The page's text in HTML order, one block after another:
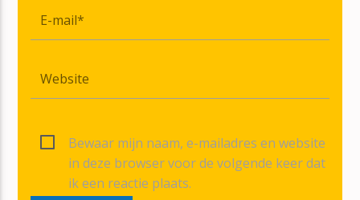
Bewaar mijn naam, e-mailadres en website
in deze browser voor de volgende keer dat
ik een reactie plaats.